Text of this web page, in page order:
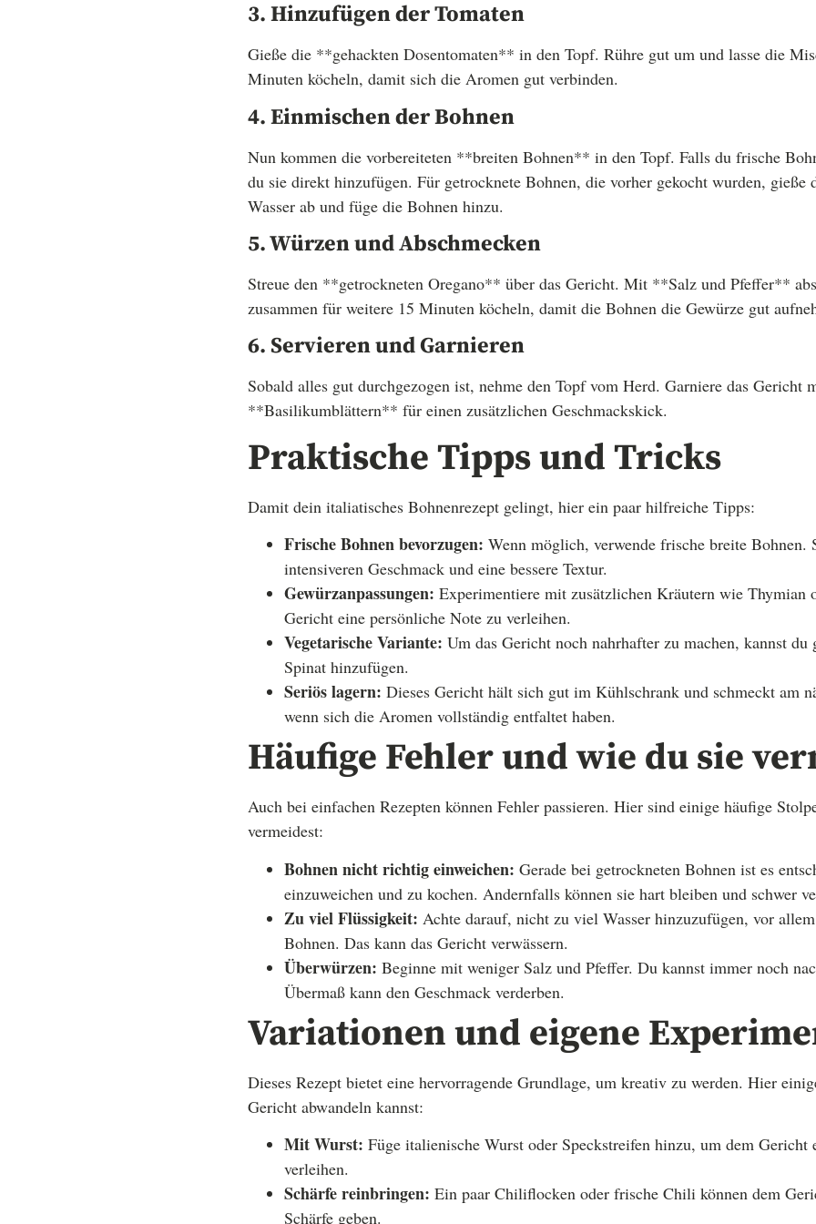
3. Hinzufügen der Tomaten
Gieße die **gehackten Dosentomaten** in den Topf. Rühre gut um und lasse die
Minuten köcheln, damit sich die Aromen gut verbinden.
4. Einmischen der Bohnen
Nun kommen die vorbereiteten **breiten Bohnen** in den Topf. Falls du frische
du sie direkt hinzufügen. Für getrocknete Bohnen, die vorher gekocht wurden, gieße
Wasser ab und füge die Bohnen hinzu.
5. Würzen und Abschmecken
Streue den **getrockneten Oregano** über das Gericht. Mit **Salz und Pfeffer**
zusammen für weitere 15 Minuten köcheln, damit die Bohnen die Gewürze gut
6. Servieren und Garnieren
Sobald alles gut durchgezogen ist, nehme den Topf vom Herd. Garniere das Gericht
**Basilikumblättern** für einen zusätzlichen Geschmackskick.
Praktische Tipps und Tricks
Damit dein italiatisches Bohnenrezept gelingt, hier ein paar hilfreiche Tipps:
Frische Bohnen bevorzugen: Wenn möglich, verwende frische breite Bohnen.
intensiveren Geschmack und eine bessere Textur.
Gewürzanpassungen: Experimentiere mit zusätzlichen Kräutern wie Thymian
Gericht eine persönliche Note zu verleihen.
Vegetarische Variante: Um das Gericht noch nahrhafter zu machen, kannst du
Spinat hinzufügen.
Seriös lagern: Dieses Gericht hält sich gut im Kühlschrank und schmeckt am
wenn sich die Aromen vollständig entfaltet haben.
Häufige Fehler und wie du sie
Auch bei einfachen Rezepten können Fehler passieren. Hier sind einige häufige
vermeidest:
Bohnen nicht richtig einweichen: Gerade bei getrockneten Bohnen ist es
einzuweichen und zu kochen. Andernfalls können sie hart bleiben und schwer
Zu viel Flüssigkeit: Achte darauf, nicht zu viel Wasser hinzuzufügen, vor
Bohnen. Das kann das Gericht verwässern.
Überwürzen: Beginne mit weniger Salz und Pfeffer. Du kannst immer noch
Übermaß kann den Geschmack verderben.
Variationen und eigene
Dieses Rezept bietet eine hervorragende Grundlage, um kreativ zu werden. Hier
Gericht abwandeln kannst:
Mit Wurst: Füge italienische Wurst oder Speckstreifen hinzu, um dem Gericht
verleihen.
Schärfe reinbringen: Ein paar Chiliflocken oder frische Chili können dem
Schärfe geben.